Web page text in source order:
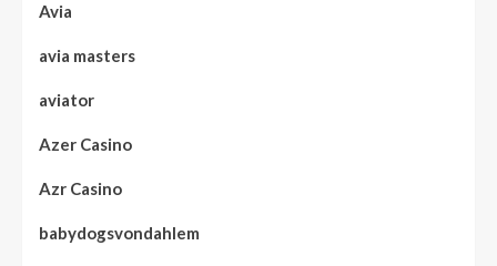
Avia
avia masters
aviator
Azer Casino
Azr Casino
babydogsvondahlem